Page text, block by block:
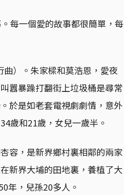
每一個愛的故事都很簡單，每
）。朱家樑和莫浩恩，愛夜
囂暴躁打翻街上垃圾桶是尋常
於是如老套電視劇劇情，意外
歲和21歲，女兒一歲半。
容，是新界鄉村裏相鄰的兩家
新界大埔的田地裏，養植了大
年，兒孫20多人。